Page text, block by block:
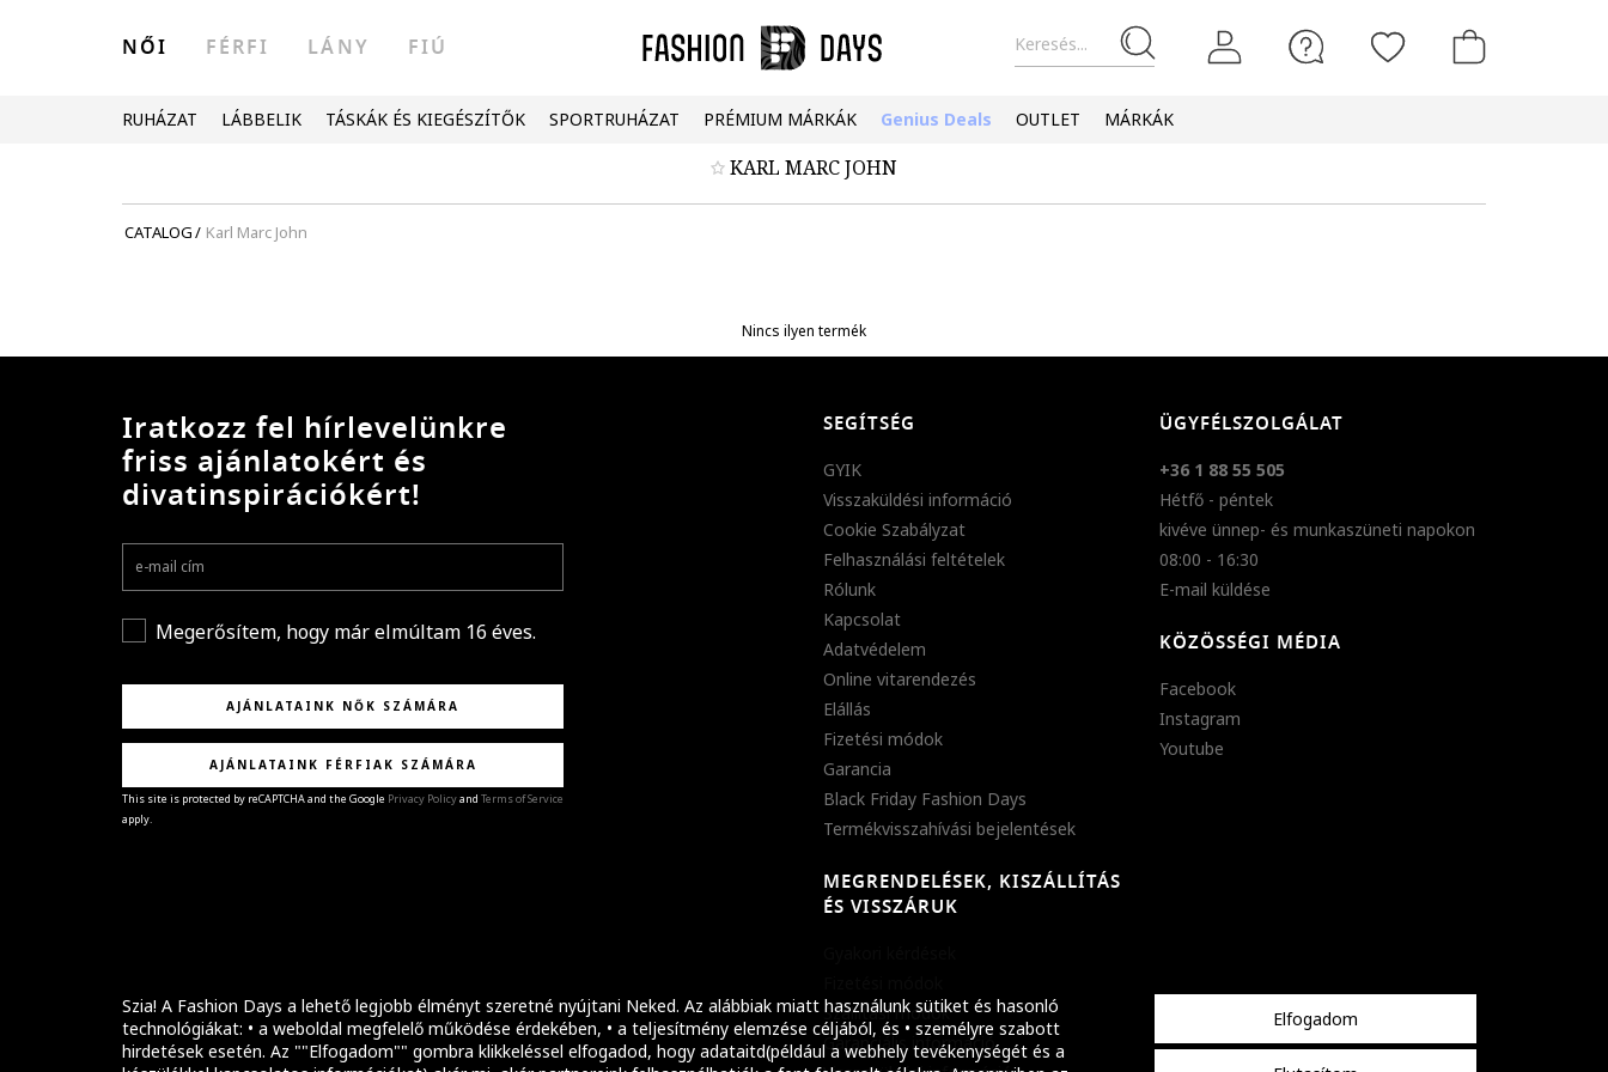
Szia! A Fashion Days a lehető legjobb élményt szeretné nyújtani Neked. Az alábbiak miatt használunk sütiket és hasonló
technológiákat: • a weboldal megfelelő működése érdekében, • a teljesítmény elemzése céljából, és • személyre szabott
hirdetések esetén. Az ""Elfogadom"" gombra klikkeléssel elfogadod, hogy adataitd(például a webhely tevékenységét és a
Elfogadom
Keresés...
NŐI FÉRFI LÁNY FIÚ
RUHÁZAT LÁBBELIK TÁSKÁK ÉS KIEGÉSZÍTŐK SPORTRUHÁZAT PRÉMIUM MÁRKÁK Genius Deals OUTLET MÁRKÁK
KARL MARC JOHN
CATALOG/ Karl Marc John
Nincs ilyen termék
Iratkozz fel hírlevelünkre
friss ajánlatokért és
divatinspirációkért!
Megerősítem, hogy már elmúltam 16 éves.
AJÁNLATAINK NŐK SZÁMÁRA
AJÁNLATAINK FÉRFIAK SZÁMÁRA
This site is protected by reCAPTCHA and the Google Privacy Policyand Terms of Service
apply.
SEGÍTSÉG
GYIK
Visszaküldési információ
Cookie Szabályzat
Felhasználási feltételek
Rólunk
Kapcsolat
Adatvédelem
Online vitarendezés
Elállás
Fizetési módok
Garancia
Black Friday Fashion Days
Termékvisszahívási bejelentések
MEGRENDELÉSEK, KISZÁLLÍTÁS
ÉS VISSZÁRUK
Szállítási módok
Garanciális információ
ÜGYFÉLSZOLGÁLAT
+36 1 88 55 505
Hétfő - péntek
kivéve ünnep- és munkaszüneti napokon
08:00 - 16:30
E-mail küldése
KÖZÖSSÉGI MÉDIA
Facebook
Instagram
Youtube